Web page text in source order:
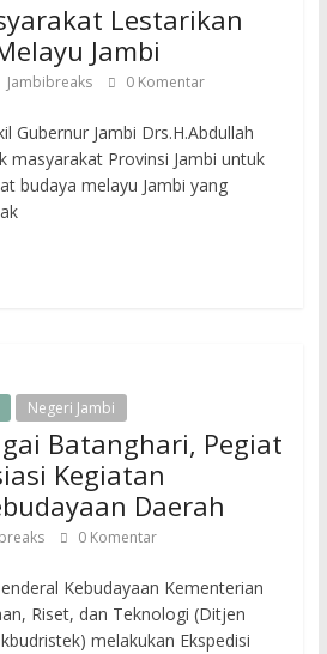
Lestarikan
Jambi
Jambibreaks 0 Komentar
Gubernur Jambi Drs.H.Abdullah
masyarakat Provinsi Jambi untuk
budaya melayu Jambi yang
Negeri Jambi
Batanghari, Pegiat
Kegiatan
Daerah
0 Komentar
Kebudayaan Kementerian
Riset, dan Teknologi (Ditjen
melakukan Ekspedisi